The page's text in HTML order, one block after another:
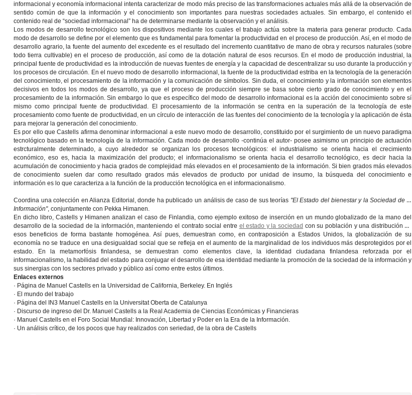
informacional y economía informacional intenta caracterizar de modo más preciso de las transformaciones actuales más allá de la observación de
sentido común de que la información y el conocimiento son importantes para nuestras sociedades actuales. Sin embargo, el contenido el
contenido real de “sociedad informacional” ha de determinarse mediante la observación y el análisis.
Los modos de desarrollo tecnológico son los dispositivos mediante los cuales el trabajo actúa sobre la materia para generar producto. Cada
modo de desarrollo se define por el elemento que es fundamental para fomentar la productividad en el proceso de producción. Así, en el modo de
desarrollo agrario, la fuente del aumento del excedente es el resultado del incremento cuantitativo de mano de obra y recursos naturales (sobre
todo tierra cultivable) en el proceso de producción, así como de la dotación natural de esos recursos. En el modo de producción industrial, la
principal fuente de productividad es la introducción de nuevas fuentes de energía y la capacidad de descentralizar su uso durante la producción y
los procesos de circulación. En el nuevo modo de desarrollo informacional, la fuente de la productividad estriba en la tecnología de la generación
del conocimiento, el procesamiento de la información y la comunicación de símbolos. Sin duda, el conocimiento y la información son elementos
decisivos en todos los modos de desarrollo, ya que el proceso de producción siempre se basa sobre cierto grado de conocimiento y en el
procesamiento de la información. Sin embargo lo que es específico del modo de desarrollo informacional es la acción del conocimiento sobre sí
mismo como principal fuente de productividad. El procesamiento de la información se centra en la superación de la tecnología de este
procesamiento como fuente de productividad, en un círculo de interacción de las fuentes del conocimiento de la tecnología y la aplicación de ésta
para mejorar la generación del conocimiento.
Es por ello que Castells afirma denominar informacional a este nuevo modo de desarrollo, constituido por el surgimiento de un nuevo paradigma
tecnológico basado en la tecnología de la información. Cada modo de desarrollo -continúa el autor- posee asimismo un principio de actuación
estrcturalmente determinado, a cuyo alrededor se organizan los procesos tecnológicos: el industrialismo se orienta hacia el crecimiento
económico, eso es, hacia la maximización del producto; el informacionalismo se orienta hacia el desarrollo tecnológico, es decir hacia la
acumulación de conocimiento y hacia grados de complejidad más elevados en el procesamiento de la información. Si bien grados más elevados
de conocimiento suelen dar como resultado grados más elevados de producto por unidad de insumo, la búsqueda del conocimiento e
información es lo que caracteriza a la función de la producción tecnológica en el informacionalismo.
Coordina una colección en Alianza Editorial, donde ha publicado un análisis de caso de sus teorías "El Estado del bienestar y la Sociedad de la
Información", conjuntamente con Pekka Himanen.
En dicho libro, Castells y Himanen analizan el caso de Finlandia, como ejemplo exitoso de inserción en un mundo globalizado de la mano del
desarrollo de la sociedad de la información, manteniendo el contrato social entre el estado y la sociedad con su población y una distribución de
esos beneficios de forma bastante homogénea. Así pues, demuestran como, en contraposición a Estados Unidos, la globalización de su
economía no se traduce en una desigualdad social que se refleja en el aumento de la marginalidad de los individuos más desprotegidos por el
estado. En la metamorfósis finlandesa, se demuestran como elementos clave, la identidad ciudadana finlandesa reforzada por el
informacionalismo, la habilidad del estado para conjugar el desarrollo de esa identidad mediante la promoción de la sociedad de la información y
sus sinergias con los sectores privado y público así como entre estos últimos.
Enlaces externos
· Página de Manuel Castells en la Universidad de California, Berkeley. En Inglés
· El mundo del trabajo
· Página del IN3 Manuel Castells en la Universitat Oberta de Catalunya
· Discurso de ingreso del Dr. Manuel Castells a la Real Academia de Ciencias Económicas y Financieras
· Manuel Castells en el Foro Social Mundial: Innovación, Libertad y Poder en la Era de la Información.
· Un análisis crítico, de los pocos que hay realizados con seriedad, de la obra de Castells